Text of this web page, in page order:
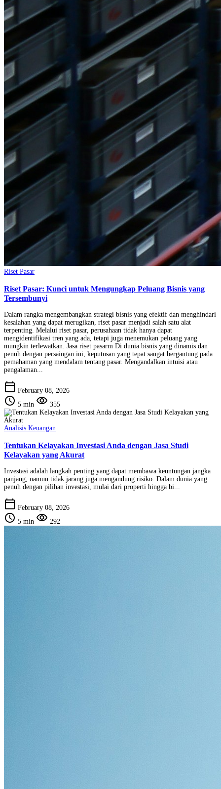
Riset Pasar
Riset Pasar: Kunci untuk Mengungkap Peluang Bisnis yang
Tersembunyi
Dalam rangka mengembangkan strategi bisnis yang efektif dan menghindari
kesalahan yang dapat merugikan, riset pasar menjadi salah satu alat
terpenting. Melalui riset pasar, perusahaan tidak hanya dapat
mengidentifikasi tren yang ada, tetapi juga menemukan peluang yang
mungkin terlewatkan. Jasa riset pasarm Di dunia bisnis yang dinamis dan
penuh dengan persaingan ini, keputusan yang tepat sangat bergantung pada
pemahaman yang mendalam tentang pasar. Mengandalkan intuisi atau
pengalaman...
calendar_today February 08, 2026
schedule 5 min visibility 355
Analisis Keuangan
Tentukan Kelayakan Investasi Anda dengan Jasa Studi
Kelayakan yang Akurat
Investasi adalah langkah penting yang dapat membawa keuntungan jangka
panjang, namun tidak jarang juga mengandung risiko. Dalam dunia yang
penuh dengan pilihan investasi, mulai dari properti hingga bi...
calendar_today February 08, 2026
schedule 5 min visibility 292